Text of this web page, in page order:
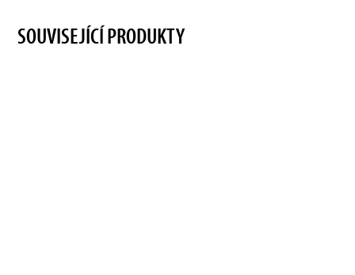
SOUVISEJÍCÍ PRODUKTY